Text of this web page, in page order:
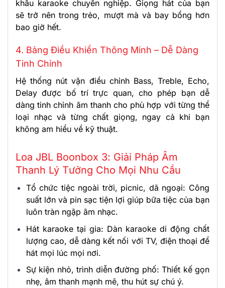
khấu karaoke chuyên nghiệp. Giọng hát của bạn
sẽ trở nên trong trẻo, mượt mà và bay bổng hơn
bao giờ hết.
4. Bảng Điều Khiển Thông Minh – Dễ Dàng
Tinh Chỉnh
Hệ thống nút vặn điều chỉnh Bass, Treble, Echo,
Delay được bố trí trực quan, cho phép bạn dễ
dàng tinh chỉnh âm thanh cho phù hợp với từng thể
loại nhạc và từng chất giọng, ngay cả khi bạn
không am hiểu về kỹ thuật.
Loa JBL Boonbox 3: Giải Pháp Âm
Thanh Lý Tưởng Cho Mọi Nhu Cầu
Tổ chức tiệc ngoài trời, picnic, dã ngoại: Công
suất lớn và pin sạc tiện lợi giúp bữa tiệc của bạn
luôn tràn ngập âm nhạc.
Hát karaoke tại gia: Dàn karaoke di động chất
lượng cao, dễ dàng kết nối với TV, điện thoại để
hát mọi lúc mọi nơi.
Sự kiện nhỏ, trình diễn đường phố: Thiết kế gọn
nhẹ, âm thanh mạnh mẽ, thu hút sự chú ý.